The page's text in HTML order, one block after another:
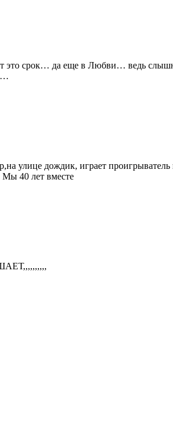
это срок… да еще в Любви… ведь
улице дождик, играет
Мы 40 лет вместе